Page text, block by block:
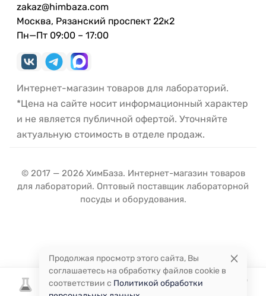
zakaz@himbaza.com
Москва, Рязанский проспект 22к2
Пн—Пт 09:00 – 17:00
Интернет-магазин товаров для лабораторий.
*Цена на сайте носит информационный характер
и не является публичной офертой. Уточняйте
актуальную стоимость в отделе продаж.
© 2017 — 2026 ХимБаза. Интернет-магазин товаров
для лабораторий. Оптовый поставщик лабораторной
посуды и оборудования.
Продолжая просмотр этого сайта, Вы
соглашаетесь на обработку файлов cookie в
соответствии с Политикой обработки